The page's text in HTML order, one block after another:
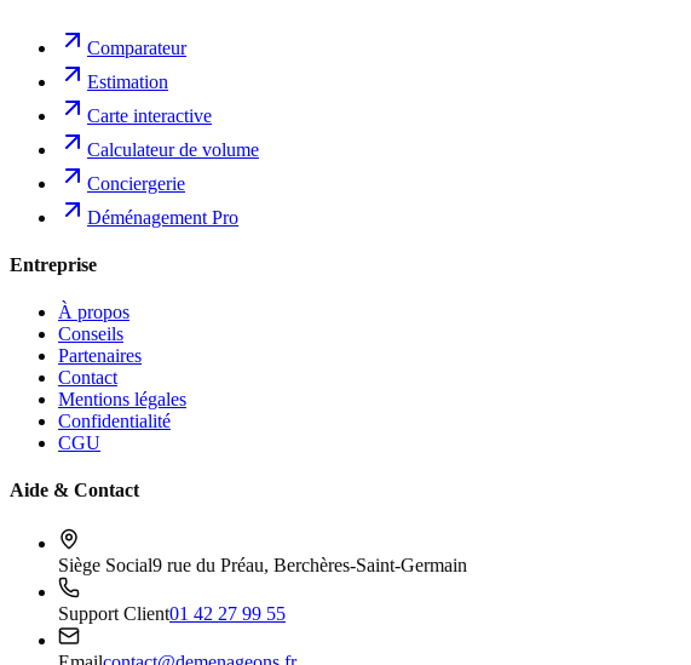
Comparateur
Estimation
Carte interactive
Calculateur de volume
Conciergerie
Déménagement Pro
Entreprise
À propos
Conseils
Partenaires
Contact
Mentions légales
Confidentialité
CGU
Aide & Contact
Siège Social9 rue du Préau, Berchères-Saint-Germain
Support Client01 42 27 99 55